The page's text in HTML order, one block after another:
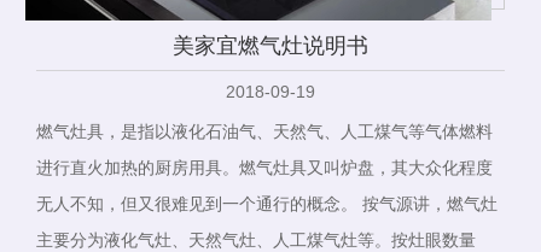
美家宜燃气灶说明书
2018-09-19
燃气灶具，是指以液化石油气、天然气、人工煤气等气体燃料
进行直火加热的厨房用具。燃气灶具又叫炉盘，其大众化程度
无人不知，但又很难见到一个通行的概念。 按气源讲，燃气灶
主要分为液化气灶、天然气灶、人工煤气灶等。按灶眼数量